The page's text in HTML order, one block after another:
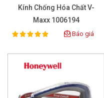
Kính Chống Hóa Chất V-
Maxx 1006194
Rating:
100% Báo giá